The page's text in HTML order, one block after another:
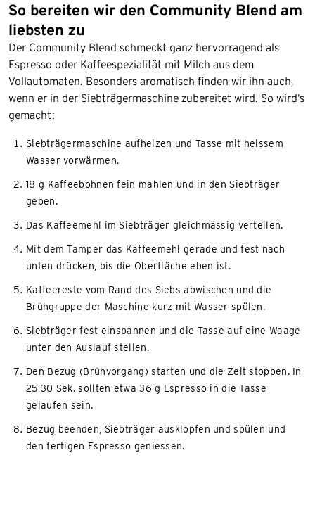
So bereiten wir den Community Blend am
liebsten zu
Der Community Blend schmeckt ganz hervorragend als
Espresso oder Kaffeespezialität mit Milch aus dem
Vollautomaten. Besonders aromatisch finden wir ihn auch,
wenn er in der Siebträgermaschine zubereitet wird. So wird‘s
gemacht:
Siebträgermaschine aufheizen und Tasse mit heissem
Wasser vorwärmen.
18 g Kaffeebohnen fein mahlen und in den Siebträger
geben.
Das Kaffeemehl im Siebträger gleichmässig verteilen.
Mit dem Tamper das Kaffeemehl gerade und fest nach
unten drücken, bis die Oberfläche eben ist.
Kaffeereste vom Rand des Siebs abwischen und die
Brühgruppe der Maschine kurz mit Wasser spülen.
Siebträger fest einspannen und die Tasse auf eine Waage
unter den Auslauf stellen.
Den Bezug (Brühvorgang) starten und die Zeit stoppen. In
25-30 Sek. sollten etwa 36 g Espresso in die Tasse
gelaufen sein.
Bezug beenden, Siebträger ausklopfen und spülen und
den fertigen Espresso geniessen.